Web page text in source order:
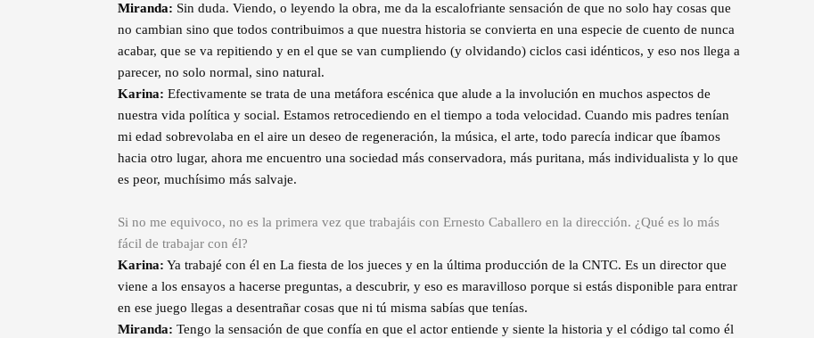
Miranda: Sin duda. Viendo, o leyendo la obra, me da la escalofriante sensación de que no solo hay cosas que
no cambian sino que todos contribuimos a que nuestra historia se convierta en una especie de cuento de nunca
acabar, que se va repitiendo y en el que se van cumpliendo (y olvidando) ciclos casi idénticos, y eso nos llega a
parecer, no solo normal, sino natural.
Karina: Efectivamente se trata de una metáfora escénica que alude a la involución en muchos aspectos de
nuestra vida política y social. Estamos retrocediendo en el tiempo a toda velocidad. Cuando mis padres tenían
mi edad sobrevolaba en el aire un deseo de regeneración, la música, el arte, todo parecía indicar que íbamos
hacia otro lugar, ahora me encuentro una sociedad más conservadora, más puritana, más individualista y lo que
es peor, muchísimo más salvaje.
Si no me equivoco, no es la primera vez que trabajáis con Ernesto Caballero en la dirección. ¿Qué es lo más
fácil de trabajar con él?
Karina: Ya trabajé con él en La fiesta de los jueces y en la última producción de la CNTC. Es un director que
viene a los ensayos a hacerse preguntas, a descubrir, y eso es maravilloso porque si estás disponible para entrar
en ese juego llegas a desentrañar cosas que ni tú misma sabías que tenías.
Miranda: Tengo la sensación de que confía en que el actor entiende y siente la historia y el código tal como él